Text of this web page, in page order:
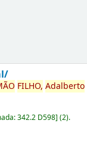
FILHO, Adalberto
342.2 D598](2).